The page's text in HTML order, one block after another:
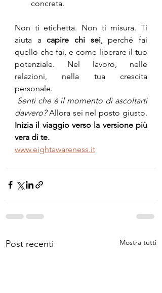
concreta.
Non ti etichetta. Non ti misura. Ti
aiuta a capire chi sei, perché fai
quello che fai, e come liberare il tuo
potenziale. Nel lavoro, nelle
relazioni, nella tua crescita
personale.
Senti che è il momento di ascoltarti
davvero?
Inizia il viaggio verso la versione più
vera di te.
www.eightawareness.it
Post recenti Mostra tutti